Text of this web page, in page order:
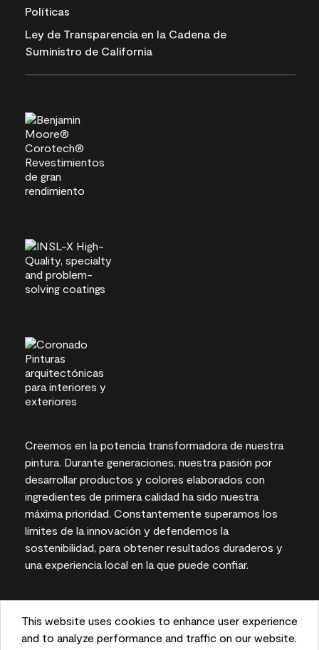
This website uses cookies to enhance user experience
and to analyze performance and traffic on our website.
Políticas
Ley de Transparencia en la Cadena de
Suministro de California
Creemos en la potencia transformadora de nuestra
pintura. Durante generaciones, nuestra pasión por
desarrollar productos y colores elaborados con
ingredientes de primera calidad ha sido nuestra
máxima prioridad. Constantemente superamos los
límites de la innovación y defendemos la
sostenibilidad, para obtener resultados duraderos y
una experiencia local en la que puede confiar.
Las representaciones del color en pantallas e
impresas pueden variar con respecto a los colores